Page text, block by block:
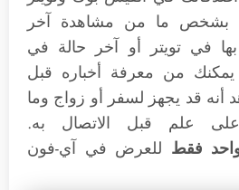
بشخص ما من مشاهدة آخر
بها في تويتر أو آخر حالة في
من معرفة أخباره قبل
أنه قد يجهز لسفر أو زواج وما
علم قبل الاتصال به.
فقط للعرض في آي-فون